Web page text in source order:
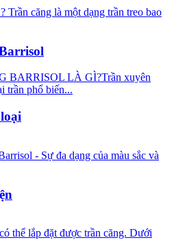
căng là một dạng trần treo bao
BARRISOL LÀ GÌ?Trần xuyên
trần phổ biến...
- Sự đa dạng của màu sắc và
thể lắp đặt được trần căng. Dưới